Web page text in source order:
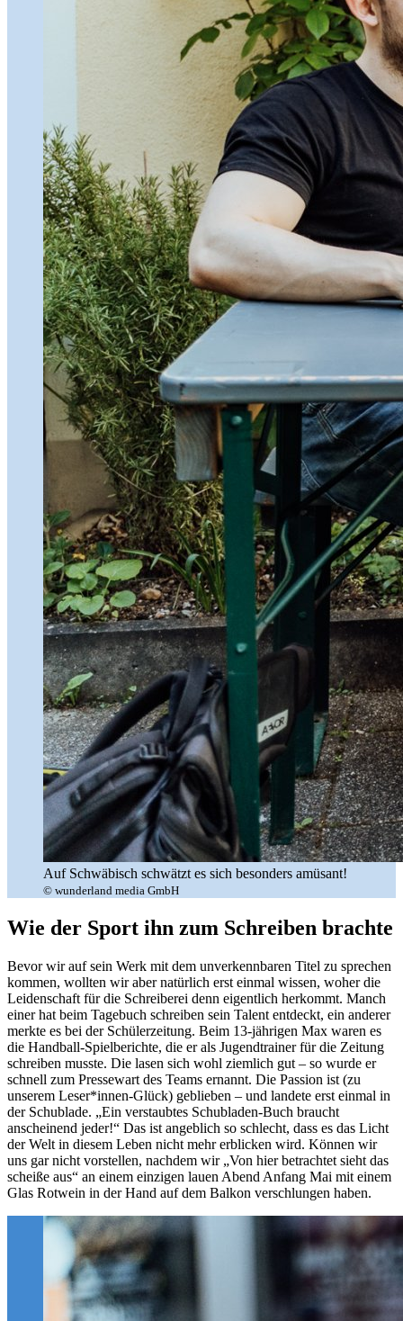
Auf Schwäbisch schwätzt es sich besonders amüsant!
© wunderland media GmbH
Wie der Sport ihn zum Schreiben brachte
Bevor wir auf sein Werk mit dem unverkennbaren Titel zu sprechen
kommen, wollten wir aber natürlich erst einmal wissen, woher die
Leidenschaft für die Schreiberei denn eigentlich herkommt. Manch
einer hat beim Tagebuch schreiben sein Talent entdeckt, ein anderer
merkte es bei der Schülerzeitung. Beim 13-jährigen Max waren es
die Handball-Spielberichte, die er als Jugendtrainer für die Zeitung
schreiben musste. Die lasen sich wohl ziemlich gut – so wurde er
schnell zum Pressewart des Teams ernannt. Die Passion ist (zu
unserem Leser*innen-Glück) geblieben – und landete erst einmal in
der Schublade. „Ein verstaubtes Schubladen-Buch braucht
anscheinend jeder!“ Das ist angeblich so schlecht, dass es das Licht
der Welt in diesem Leben nicht mehr erblicken wird. Können wir
uns gar nicht vorstellen, nachdem wir „Von hier betrachtet sieht das
scheiße aus“ an einem einzigen lauen Abend Anfang Mai mit einem
Glas Rotwein in der Hand auf dem Balkon verschlungen haben.